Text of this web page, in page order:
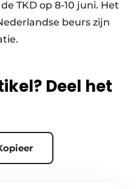
TKD op 8-10 juni. Het
beurs zijn
Deel het